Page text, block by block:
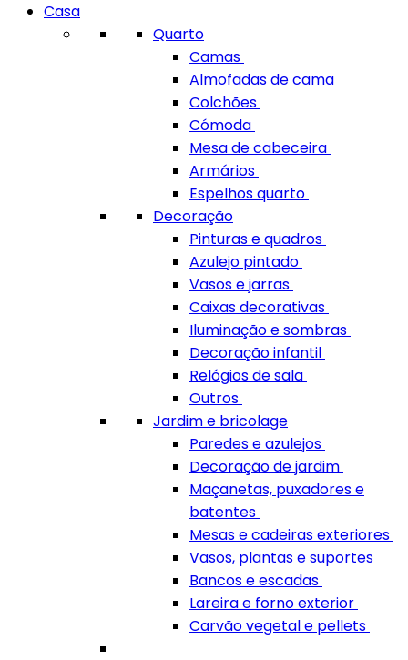
Casa
Quarto
Camas
Almofadas de cama
Colchões
Cómoda
Mesa de cabeceira
Armários
Espelhos quarto
Decoração
Pinturas e quadros
Azulejo pintado
Vasos e jarras
Caixas decorativas
Iluminação e sombras
Decoração infantil
Relógios de sala
Outros
Jardim e bricolage
Paredes e azulejos
Decoração de jardim
Maçanetas, puxadores e
batentes
Mesas e cadeiras exteriores
Vasos, plantas e suportes
Bancos e escadas
Lareira e forno exterior
Carvão vegetal e pellets